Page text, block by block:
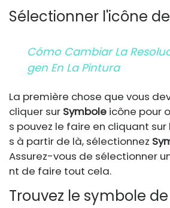
Sélectionner l'icône
Cómo Cambiar La
Gen En La Pintura
La première chose que vous
cliquer sur Symbole icône pour
s pouvez le faire en cliquant sur
s à partir de là, sélectionnez
Assurez-vous de sélectionner
nt de faire tout cela.
Trouvez le symbole